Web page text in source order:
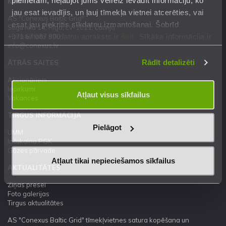
jau esat ievadījis, un ļauj tīmekļa vietnei atcerēties, vai
esat jau piekritis sīkdatņu izmantošanai. Šobrīd
izmantoto sīkdatņu apraksts ir
mūsuPrivātuma atrunā.
Rādīt detalizēti
Atļaut visus sīkfailus
Pielāgot
Atļaut tikai nepieciešamos sīkfailus
AS "Conexus Baltic Grid"
Stigu iela 14, Rīga, LV-1021, Latvija
+371 67 087 900
info@conexus.lv
Akcionāriem
TIRGUS INFORMĀCIJA
Inčukalna PGK
Gāzes pārvade
AKTUALITĀTES
Ziņas presei
Foto galerijas
Tirgus aktualitātes
AS "Conexus Baltic Grid" tīmekļvietnes satura kopēšana un